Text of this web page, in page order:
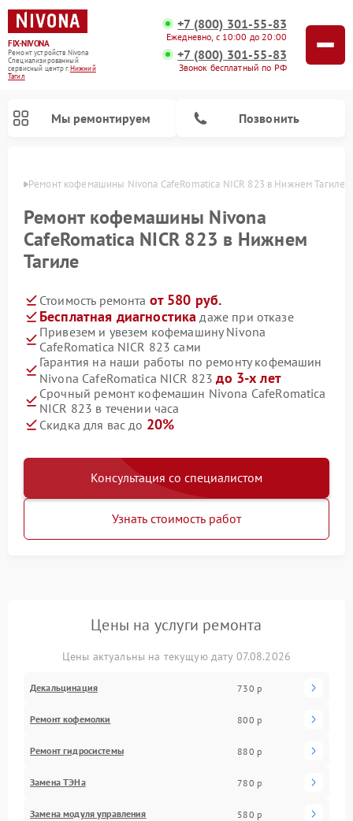
FIX-NIVONA
Ремонт устройств Nivona
Специализированный
cервисный центр г.Нижний
Тагил
+7 (800) 301-55-83
Ежедневно, с 10:00 до 20:00
+7 (800) 301-55-83
Звонок бесплатный по РФ
Мы ремонтируем Позвонить
Ремонт кофемашины Nivona CafeRomatica NICR 823 в Нижнем Тагиле
Ремонт кофемашины Nivona
CafeRomatica NICR 823 в Нижнем
Тагиле
Стоимость ремонта от 580 руб.
Бесплатная диагностика даже при отказе
Привезем и увезем кофемашину Nivona
CafeRomatica NICR 823 сами
Гарантия на наши работы по ремонту кофемашин
Nivona CafeRomatica NICR 823до 3-х лет
Срочный ремонт кофемашин Nivona CafeRomatica
NICR 823 в течении часа
Скидка для вас до 20%
Консультация со специалистом
Узнать стоимость работ
Цены на услуги ремонта
Цены актуальны на текущую дату 07.08.2026
Декальцинация 730 р
Ремонт кофемолки 800 р
Ремонт гидросистемы 880 р
Замена ТЭНа 780 р
Замена модуля управления 580 р